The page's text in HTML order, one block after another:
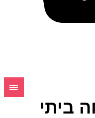
ביתי